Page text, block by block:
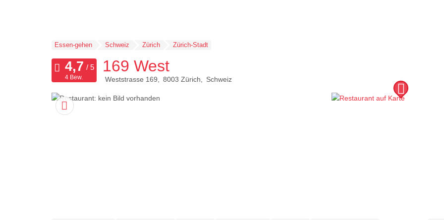
Essen-gehen Schweiz Zürich Zürich-Stadt
169 West
Weststrasse 169 8003 Zürich Schweiz
4 Bew.